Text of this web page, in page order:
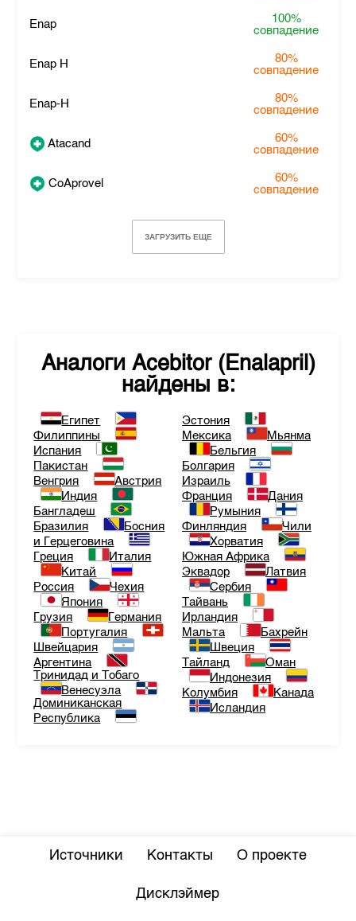
Enap
100%
совпадение
Enap H
80%
совпадение
Enap-H
80%
совпадение
Atacand
60%
совпадение
CoAprovel
60%
совпадение
ЗАГРУЗИТЬ ЕЩЕ
Аналоги Acebitor (Enalapril)
найдены в:
Египет
Филиппины
Испания
Пакистан
Венгрия
Австрия
Индия
Бангладеш
Бразилия
Босния
и Герцеговина
Греция
Италия
Китай
Россия
Чехия
Япония
Грузия
Германия
Португалия
Швейцария
Аргентина
Тринидад и Тобаго
Венесуэла
Доминиканская
Республика
Эстония
Мексика
Мьянма
Бельгия
Болгария
Израиль
Франция
Дания
Румыния
Финляндия
Чили
Хорватия
Южная Африка
Эквадор
Латвия
Сербия
Тайвань
Ирландия
Мальта
Бахрейн
Швеция
Тайланд
Оман
Индонезия
Колумбия
Канада
Исландия
Источники Контакты О проекте
Дисклэймер